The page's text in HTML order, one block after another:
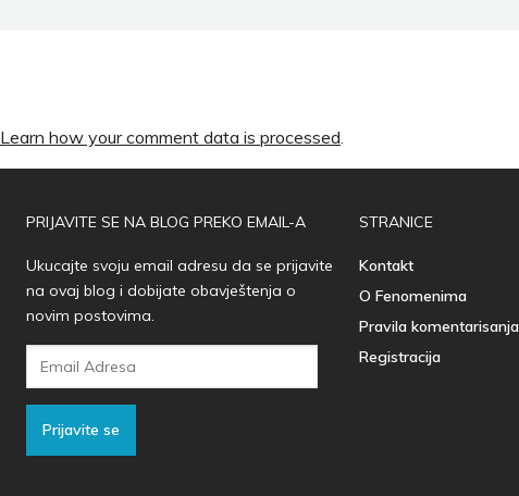
Learn how your comment data is processed.
PRIJAVITE SE NA BLOG PREKO EMAIL-A
Ukucajte svoju email adresu da se prijavite
na ovaj blog i dobijate obavještenja o
novim postovima.
Prijavite se
STRANICE
Kontakt
O Fenomenima
Pravila komentarisanja
Registracija